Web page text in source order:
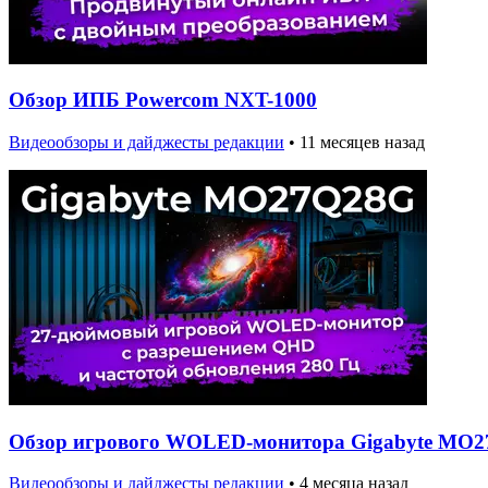
Обзор ИПБ Powercom NXT-1000
Видеообзоры и дайджесты редакции • 11 месяцев назад
Обзор игрового WOLED-монитора Gigabyte
Видеообзоры и дайджесты редакции • 4 месяца назад